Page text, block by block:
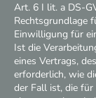
Art. 6 I lit. a DS-
Rechtsgrundlage
Einwilligung für
Ist die
eines Vertrags,
erforderlich, wie
der Fall ist, die